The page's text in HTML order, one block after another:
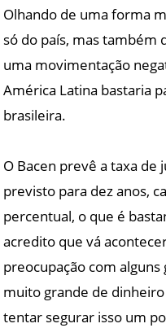
Olhando de uma forma
só do país, mas também
uma movimentação
América Latina bastaria
brasileira.
O Bacen prevê a taxa
previsto para dez anos,
percentual, o que é
acredito que vá
preocupação com
muito grande de
tentar segurar isso um